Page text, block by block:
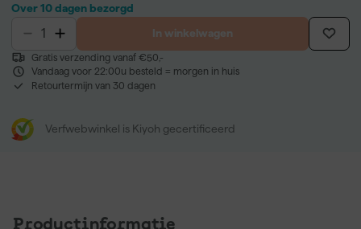
Over 10 dagen bezorgd
In winkelwagen
Gratis verzending vanaf €50,-
Vandaag voor 22:00u besteld = morgen in huis
Retourtermijn van 30 dagen
Verfwebwinkel is Kiyoh gecertificeerd
Productinformatie